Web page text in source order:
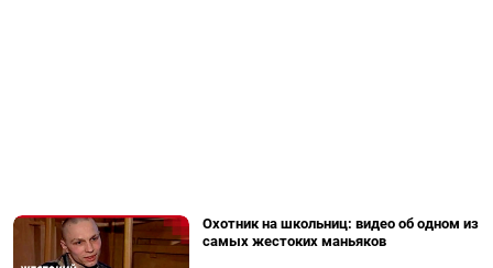
Охотник на школьниц: видео об одном из
самых жестоких маньяков